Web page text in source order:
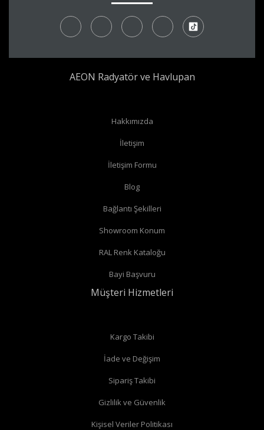
Radyatör borularınız yerden çıkıyor ve radyatörünüzün yan
Radyatör borularınız yerden çıkıyor ve radyatörünüzün alt
düz vanaalabilirsiniz.
Radyatör borularınız duvardan çıkıyor ve radyatörün yan
köşe vana
alabilirsiniz.
Radyatör borularınız duvardan çıkıyor ve radyatörün arka
düz vanaalabilirsiniz.
Düz radyatör vanalarında
AEON Radyatör ve Havlupan
Hakkımızda
İletişim
İletişim Formu
Blog
Bağlantı Şekilleri
Showroom Konum
RAL Renk Kataloğu
Bayi Başvuru
Müşteri Hizmetleri
Kargo Takibi
İade ve Değişim
Sipariş Takibi
Gizlilik ve Güvenlik
Kişisel Veriler Politikası